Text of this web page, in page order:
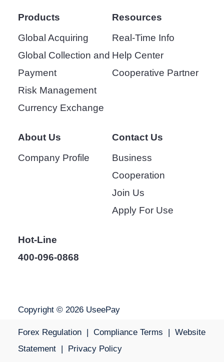
Products
Global Acquiring
Global Collection and
Payment
Risk Management
Currency Exchange
Resources
Real-Time Info
Help Center
Cooperative Partner
About Us
Company Profile
Contact Us
Business
Cooperation
Join Us
Apply For Use
Hot-Line
400-096-0868
Copyright © 2026 UseePay
Forex Regulation Compliance Terms
Website
Statement
Privacy Policy